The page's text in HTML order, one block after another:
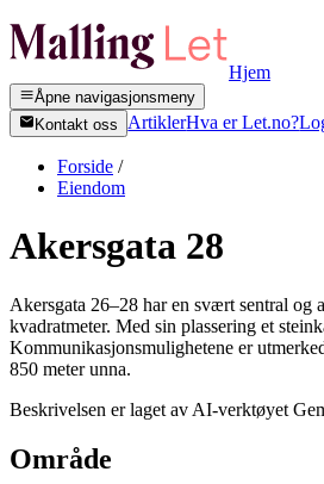
Hjem
Åpne navigasjonsmeny
Kontakt oss
ArtiklerHva er Let.no?
Forside /
Eiendom
Akersgata 28
Akersgata 26–28 har en svært sentral og
kvadratmeter. Med sin plassering et
Kommunikasjonsmulighetene er
850 meter unna.
Beskrivelsen er laget av AI-verktøyet
Område